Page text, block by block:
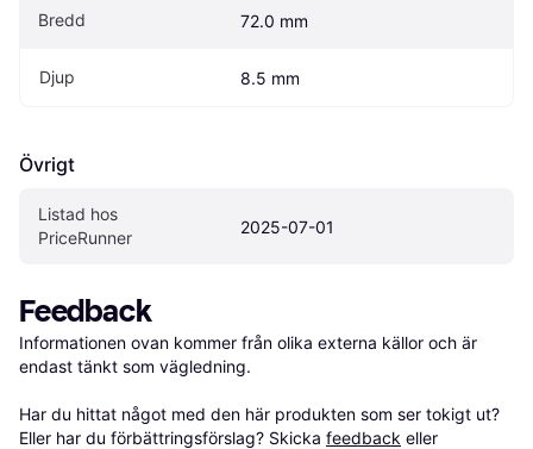
Bredd 72.0 mm
Djup 8.5 mm
Övrigt
Listad hos
PriceRunner
2025-07-01
Feedback
Informationen ovan kommer från olika externa källor och är
endast tänkt som vägledning.
Har du hittat något med den här produkten som ser tokigt ut?
Eller har du förbättringsförslag? Skicka feedback eller